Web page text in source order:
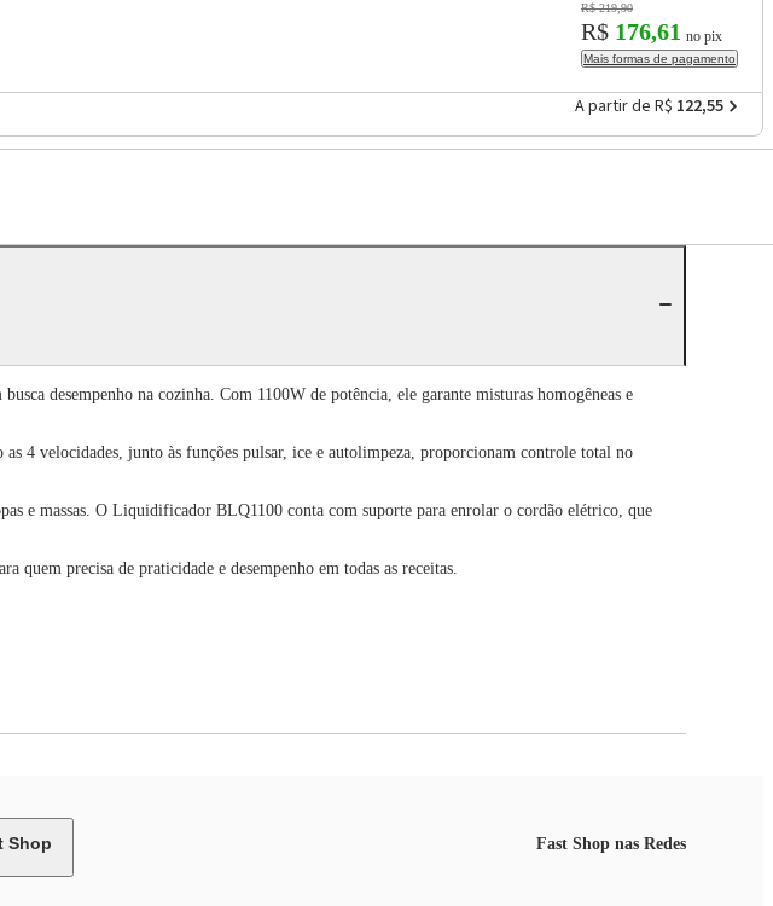
R$ 219,90
R$ 176,61 no pix
Mais formas de pagamento
A partir de R$ 122,55
desempenho na cozinha. Com 1100W de potência, ele garante misturas homogêneas e
4 velocidades, junto às funções pulsar, ice e autolimpeza, proporcionam controle total no
e massas. O Liquidificador BLQ1100 conta com suporte para enrolar o cordão elétrico, que
precisa de praticidade e desempenho em todas as receitas.
Shop Fast Shop nas Redes